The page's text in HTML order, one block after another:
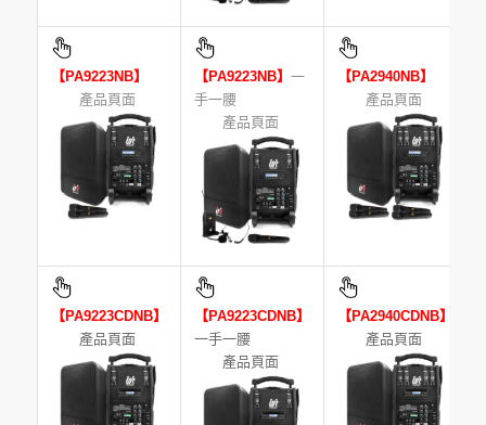
【PA9223NB】
產品頁面
【PA9223NB】 一
手一腰
產品頁面
【PA2940NB】
產品頁面
【PA9223CDNB】
產品頁面
【PA9223CDNB】
一手一腰
產品頁面
【PA2940CDNB】
產品頁面